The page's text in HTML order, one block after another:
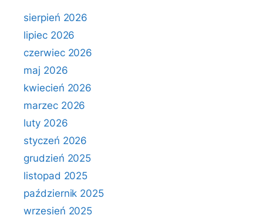
sierpień 2026
lipiec 2026
czerwiec 2026
maj 2026
kwiecień 2026
marzec 2026
luty 2026
styczeń 2026
grudzień 2025
listopad 2025
październik 2025
wrzesień 2025